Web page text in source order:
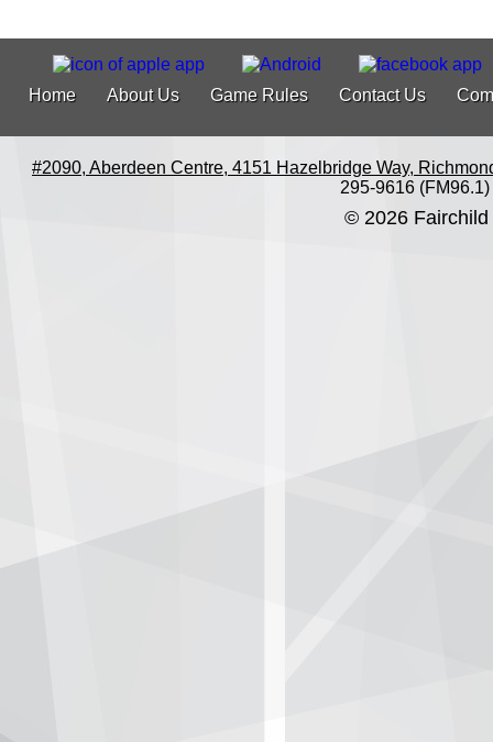
Home About Us Game Rules Contact Us
#2090, Aberdeen Centre, 4151 Hazelbridge Way,
295-9616 (FM96.1)
© 2026 Fairchild